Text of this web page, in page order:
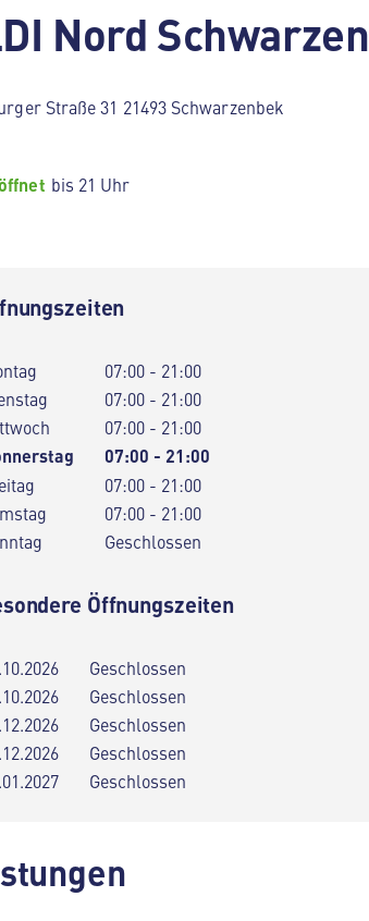
Nord
Straße 31 21493 Schwarzenbek
bis 21 Uhr
07:00 - 21:00
07:00 - 21:00
07:00 - 21:00
07:00 - 21:00
07:00 - 21:00
07:00 - 21:00
Geschlossen
Öffnungszeiten
Geschlossen
Geschlossen
Geschlossen
Geschlossen
Geschlossen